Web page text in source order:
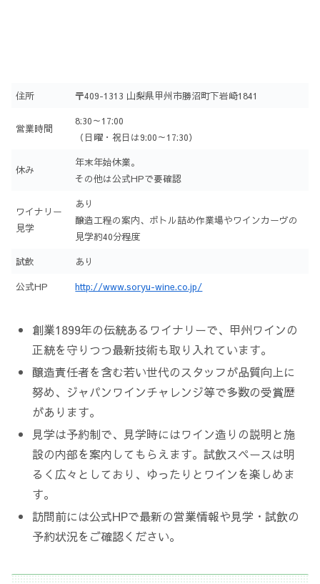
住所 〒409-1313 山梨県甲州市勝沼町下岩崎1841
営業時間
8:30～17:00
（日曜・祝日は9:00～17:30）
休み
年末年始休業。
その他は公式HPで要確認
ワイナリー
見学
あり
醸造工程の案内、ボトル詰め作業場やワインカーヴの
見学約40分程度
試飲 あり
公式HP http://www.soryu-wine.co.jp/
創業1899年の伝統あるワイナリーで、甲州ワインの
正統を守りつつ最新技術も取り入れています。
醸造責任者を含む若い世代のスタッフが品質向上に
努め、ジャパンワインチャレンジ等で多数の受賞歴
があります。
見学は予約制で、見学時にはワイン造りの説明と施
設の内部を案内してもらえます。試飲スペースは明
るく広々としており、ゆったりとワインを楽しめま
す。
訪問前には公式HPで最新の営業情報や見学・試飲の
予約状況をご確認ください。